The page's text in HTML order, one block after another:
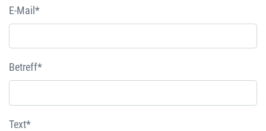
E-Mail*
Betreff*
Text*